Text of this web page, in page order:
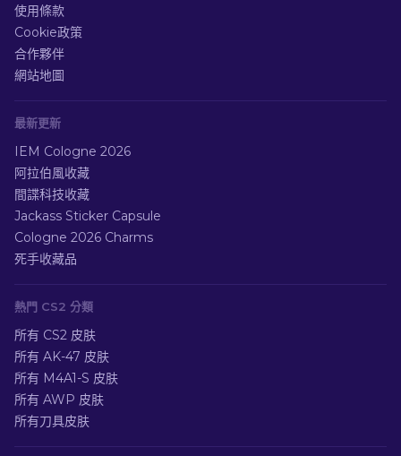
使用條款
Cookie政策
合作夥伴
網站地圖
最新更新
IEM Cologne 2026
阿拉伯風收藏
間諜科技收藏
Jackass Sticker Capsule
Cologne 2026 Charms
死手收藏品
熱門 CS2 分類
所有 CS2 皮肤
所有 AK-47 皮肤
所有 M4A1-S 皮肤
所有 AWP 皮肤
所有刀具皮肤